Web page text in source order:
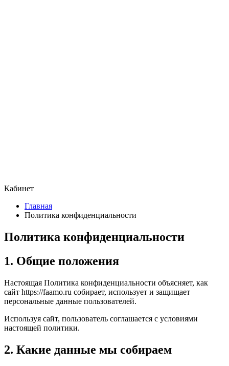
Кабинет
Главная
Политика конфиденциальности
Политика конфиденциальности
1. Общие положения
Настоящая Политика конфиденциальности объясняет, как
сайт https://faamo.ru собирает, использует и защищает
персональные данные пользователей.
Используя сайт, пользователь соглашается с условиями
настоящей политики.
2. Какие данные мы собираем